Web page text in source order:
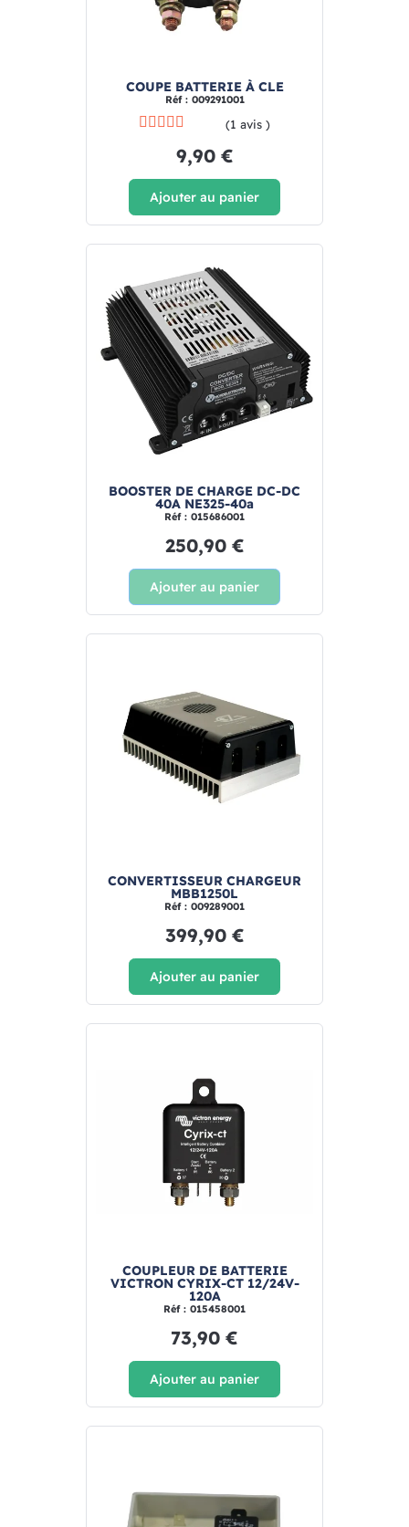
COUPE BATTERIE À CLE
Réf : 009291001
(1 avis )
9,90 €
Ajouter au panier
BOOSTER DE CHARGE DC-DC
40A NE325-40a
Réf : 015686001
250,90 €
Ajouter au panier
CONVERTISSEUR CHARGEUR
MBB1250L
Réf : 009289001
399,90 €
Ajouter au panier
COUPLEUR DE BATTERIE
VICTRON CYRIX-CT 12/24V-
120A
Réf : 015458001
73,90 €
Ajouter au panier